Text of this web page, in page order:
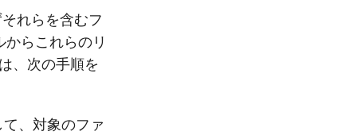
れらを含むフ
らこれらのリ
、次の手順を
、対象のファ